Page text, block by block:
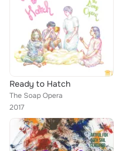
Ready to Hatch
The Soap Opera
2017